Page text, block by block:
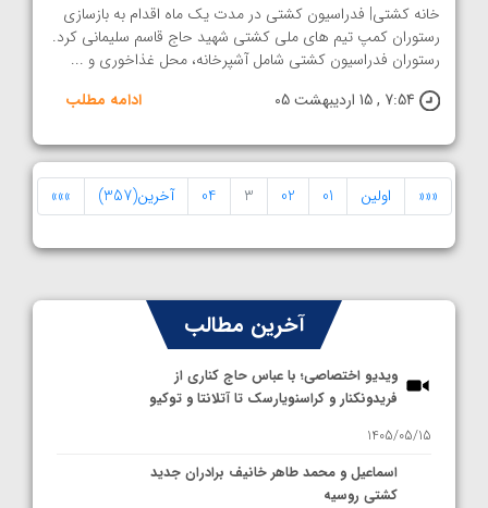
خانه کشتی| فدراسیون کشتی در مدت یک ماه اقدام به بازسازی
رستوران کمپ تیم های ملی کشتی شهید حاج قاسم سلیمانی کرد.
رستوران فدراسیون کشتی شامل آشپرخانه، محل غذاخوری و ...
7:54 , 15 اردیبهشت 05
ادامه مطلب
««« اولین 01
02
3
04 آخرین(357) »»»
آخرین مطالب
ویدیو اختصاصی؛ با عباس حاج کناری از
فریدونکنار و کراسنویارسک تا آتلانتا و توکیو
1405/05/15
اسماعیل و محمد طاهر خانیف برادران جدید
کشتی روسیه